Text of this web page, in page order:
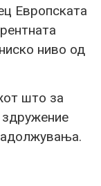
Европската
ниво од
што за